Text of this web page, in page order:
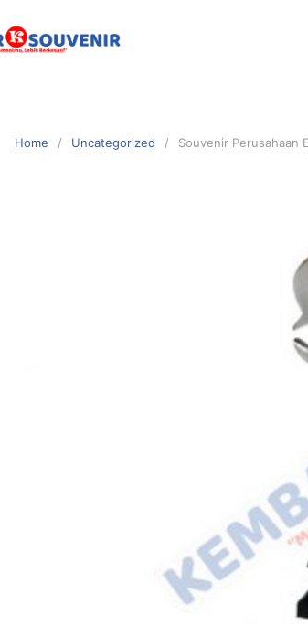
Home Uncategorized Souvenir Perusahaan